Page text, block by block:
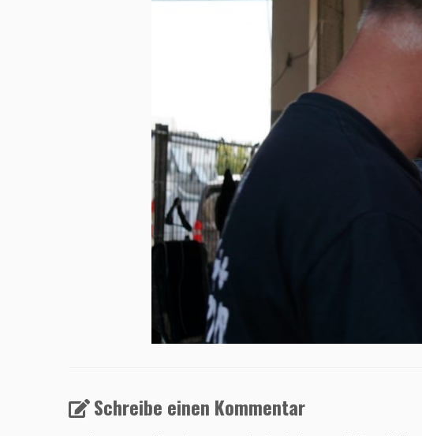
Schreibe einen Kommentar